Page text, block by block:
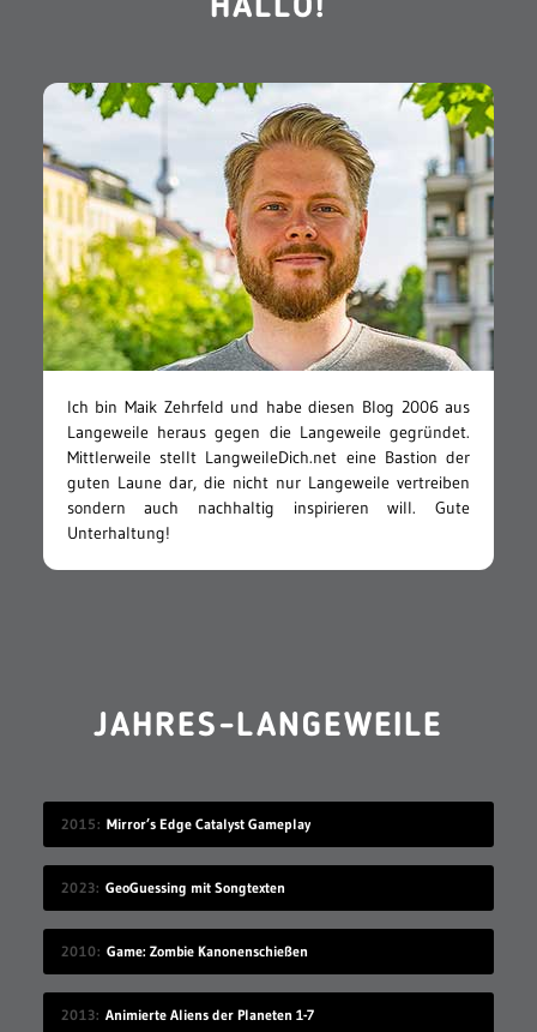
HALLO!
Ich bin Maik Zehrfeld und habe diesen Blog 2006 aus
Langeweile heraus gegen die Langeweile gegründet.
Mittlerweile stellt LangweileDich.net eine Bastion der
guten Laune dar, die nicht nur Langeweile vertreiben
sondern auch nachhaltig inspirieren will. Gute
Unterhaltung!
JAHRES-LANGEWEILE
2015 Mirror’s Edge Catalyst Gameplay
2023 GeoGuessing mit Songtexten
2010 Game: Zombie Kanonenschießen
2013 Animierte Aliens der Planeten 1-7